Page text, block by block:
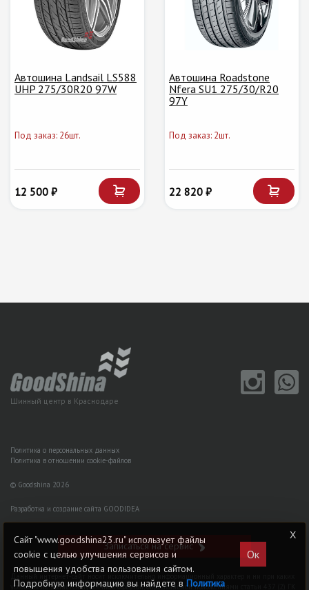
Автошина Landsail LS588
UHP 275/30R20 97W
Под заказ: 26шт.
12 500 ₽
Автошина Roadstone
Nfera SU1 275/30/R20
97Y
Под заказ: 2шт.
22 820 ₽
Шинный центр в Краснодаре
Политика о персональных данных
Политика в отношении cookie-файлов
© Goodshina 2026
Разработка и создание сайта GOODIDEA
Записаться на сервис
Данный интернет-сайт носит исключительно информационный характер и ни при каких
условиях не является публичной офертой, определяемой положениями статьи 437 (2) ГK
Сайт "www.goodshina23.ru" использует файлы
cookie с целью улучшения сервисов и
повышения удобства пользования сайтом.
Подробную информацию вы найдете вПолитика
Ок